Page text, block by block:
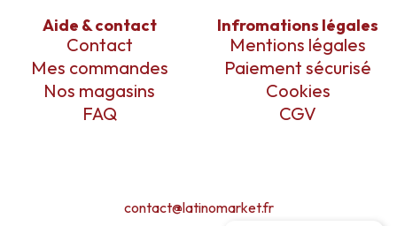
Aide & contact
Contact
Mes commandes
Nos magasins
FAQ
Infromations légales
Mentions légales
Paiement sécurisé
Cookies
CGV
contact@latinomarket.fr